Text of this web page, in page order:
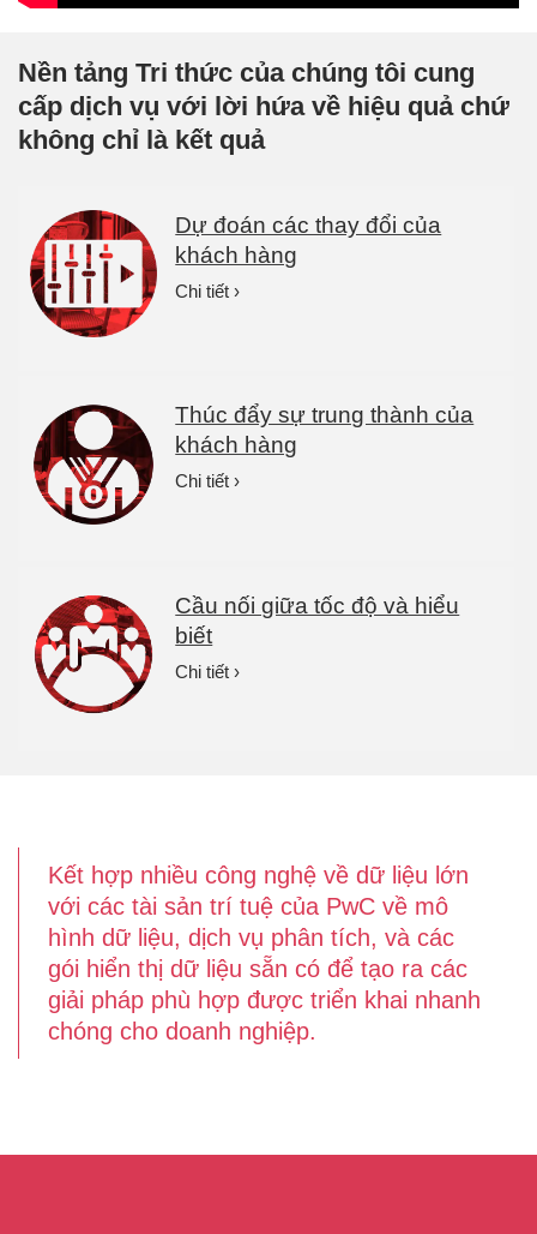
Nền tảng Tri thức của chúng tôi cung
cấp dịch vụ với lời hứa về hiệu quả chứ
không chỉ là kết quả
Dự đoán các thay đổi của
khách hàng
Chi tiết ›
Thúc đẩy sự trung thành của
khách hàng
Chi tiết ›
Cầu nối giữa tốc độ và hiểu
biết
Chi tiết ›
Kết hợp nhiều công nghệ về dữ liệu lớn
với các tài sản trí tuệ của PwC về mô
hình dữ liệu, dịch vụ phân tích, và các
gói hiển thị dữ liệu sẵn có để tạo ra các
giải pháp phù hợp được triển khai nhanh
chóng cho doanh nghiệp.